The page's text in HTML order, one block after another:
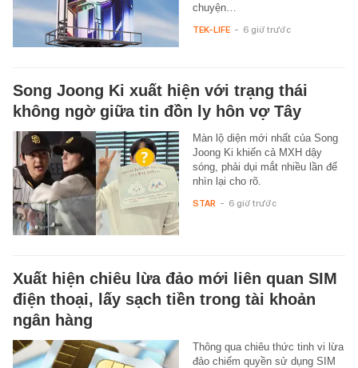
chuyện…
TEK-LIFE - 6 giờ trước
Song Joong Ki xuất hiện với trạng thái
không ngờ giữa tin đồn ly hôn vợ Tây
Màn lộ diện mới nhất của Song
Joong Ki khiến cả MXH dậy
sóng, phải dụi mắt nhiều lần để
nhìn lại cho rõ.
STAR - 6 giờ trước
Xuất hiện chiêu lừa đảo mới liên quan SIM
điện thoại, lấy sạch tiền trong tài khoản
ngân hàng
Thông qua chiêu thức tinh vi lừa
đảo chiếm quyền sử dụng SIM